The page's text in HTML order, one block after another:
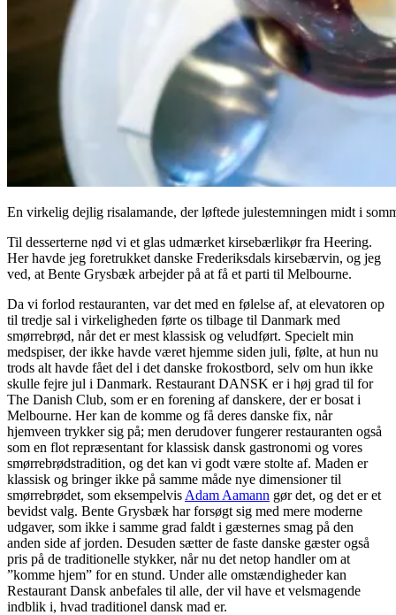
En virkelig dejlig risalamande, der løftede julestemningen midt i
Til desserterne nød vi et glas udmærket kirsebærlikør fra Heering.
Her havde jeg foretrukket danske Frederiksdals kirsebærvin, og jeg
ved, at Bente Grysbæk arbejder på at få et parti til Melbourne.
Da vi forlod restauranten, var det med en følelse af, at elevatoren op
til tredje sal i virkeligheden førte os tilbage til Danmark med
smørrebrød, når det er mest klassisk og veludført. Specielt min
medspiser, der ikke havde været hjemme siden juli, følte, at hun nu
trods alt havde fået del i det danske frokostbord, selv om hun ikke
skulle fejre jul i Danmark. Restaurant DANSK er i høj grad til for
The Danish Club, som er en forening af danskere, der er bosat i
Melbourne. Her kan de komme og få deres danske fix, når
hjemveen trykker sig på; men derudover fungerer restauranten også
som en flot repræsentant for klassisk dansk gastronomi og vores
smørrebrødstradition, og det kan vi godt være stolte af. Maden er
klassisk og bringer ikke på samme måde nye dimensioner til
smørrebrødet, som eksempelvis Adam Aamann gør det, og det er et
bevidst valg. Bente Grysbæk har forsøgt sig med mere moderne
udgaver, som ikke i samme grad faldt i gæsternes smag på den
anden side af jorden. Desuden sætter de faste danske gæster også
pris på de traditionelle stykker, når nu det netop handler om at
”komme hjem” for en stund. Under alle omstændigheder kan
Restaurant Dansk anbefales til alle, der vil have et velsmagende
indblik i, hvad traditionel dansk mad er.